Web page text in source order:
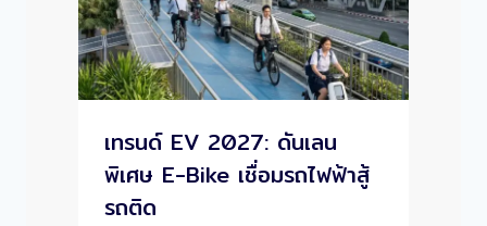
เทรนด์ EV 2027: ดันเลน
พิเศษ E-Bike เชื่อมรถไฟฟ้าสู้
รถติด